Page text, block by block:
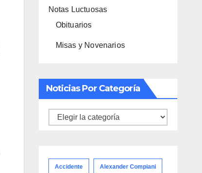
Notas Luctuosas
Obituarios
Misas y Novenarios
Noticias Por Categoría
Noticias
Accidente Alexander Compiani